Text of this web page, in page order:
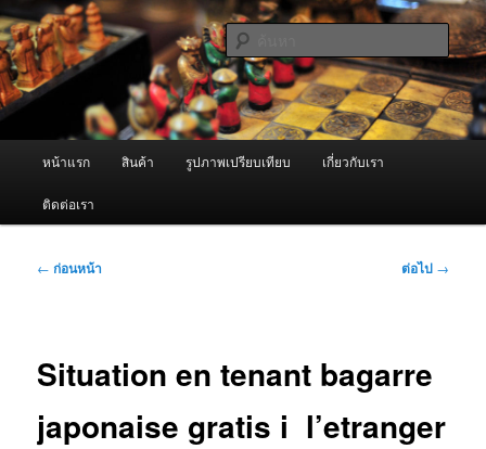
ข้าม
ไป
ยัง
เนื้อหา
หลัก ผู้นำเข้าเครื่องพ่นหมอกควัน Best
Fogger / Fogger One และ อะไหล่
จำหน่ายเครื่องพ่นหมอกควัน คุณภาพดี บริการด้วยความจริงใจ
ค้นหา
หน้าแรก สินค้า รูปภาพเปรียบเทียบ เกี่ยวกับเรา
ติดต่อเรา
เมนู
← ก่อนหน้า ต่อไป →
Situation en tenant bagarre
japonaise gratis i l’etranger